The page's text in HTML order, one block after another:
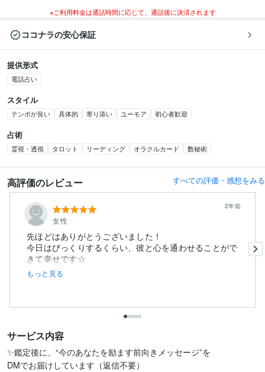
※ご利用料金は通話時間に応じて、通話後に決済されます
ココナラの安心保証
提供形式
電話占い
スタイル
テンポが良い 具体的 寄り添い ユーモア 初心者歓迎
占術
霊視・透視 タロット リーディング オラクルカード 数秘術
高評価のレビュー すべての評価・感想をみる
女性
2年前
先ほどはありがとうございました！
今日はびっくりするくらい、彼と心を通わせることがで
きて幸せです☆
ここ数日はほとんど会...
もっと見る
サービス内容
✨鑑定後に、“今のあなたを励ます前向きメッセージ”を
DMでお届けしています（返信不要）